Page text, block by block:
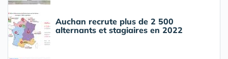
Auchan recrute plus de 2 500
alternants et stagiaires en 2022